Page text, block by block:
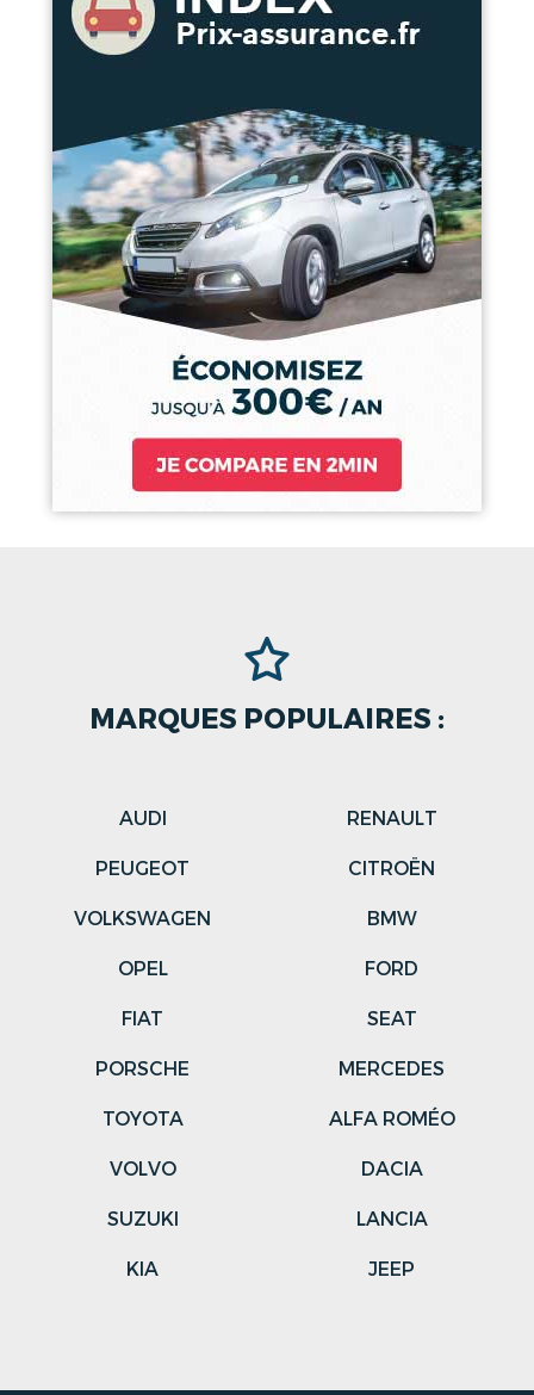
MARQUES POPULAIRES :
AUDI
RENAULT
PEUGEOT
CITROËN
VOLKSWAGEN
BMW
OPEL
FORD
FIAT
SEAT
PORSCHE
MERCEDES
TOYOTA
ALFA ROMÉO
VOLVO
DACIA
SUZUKI
LANCIA
KIA
JEEP